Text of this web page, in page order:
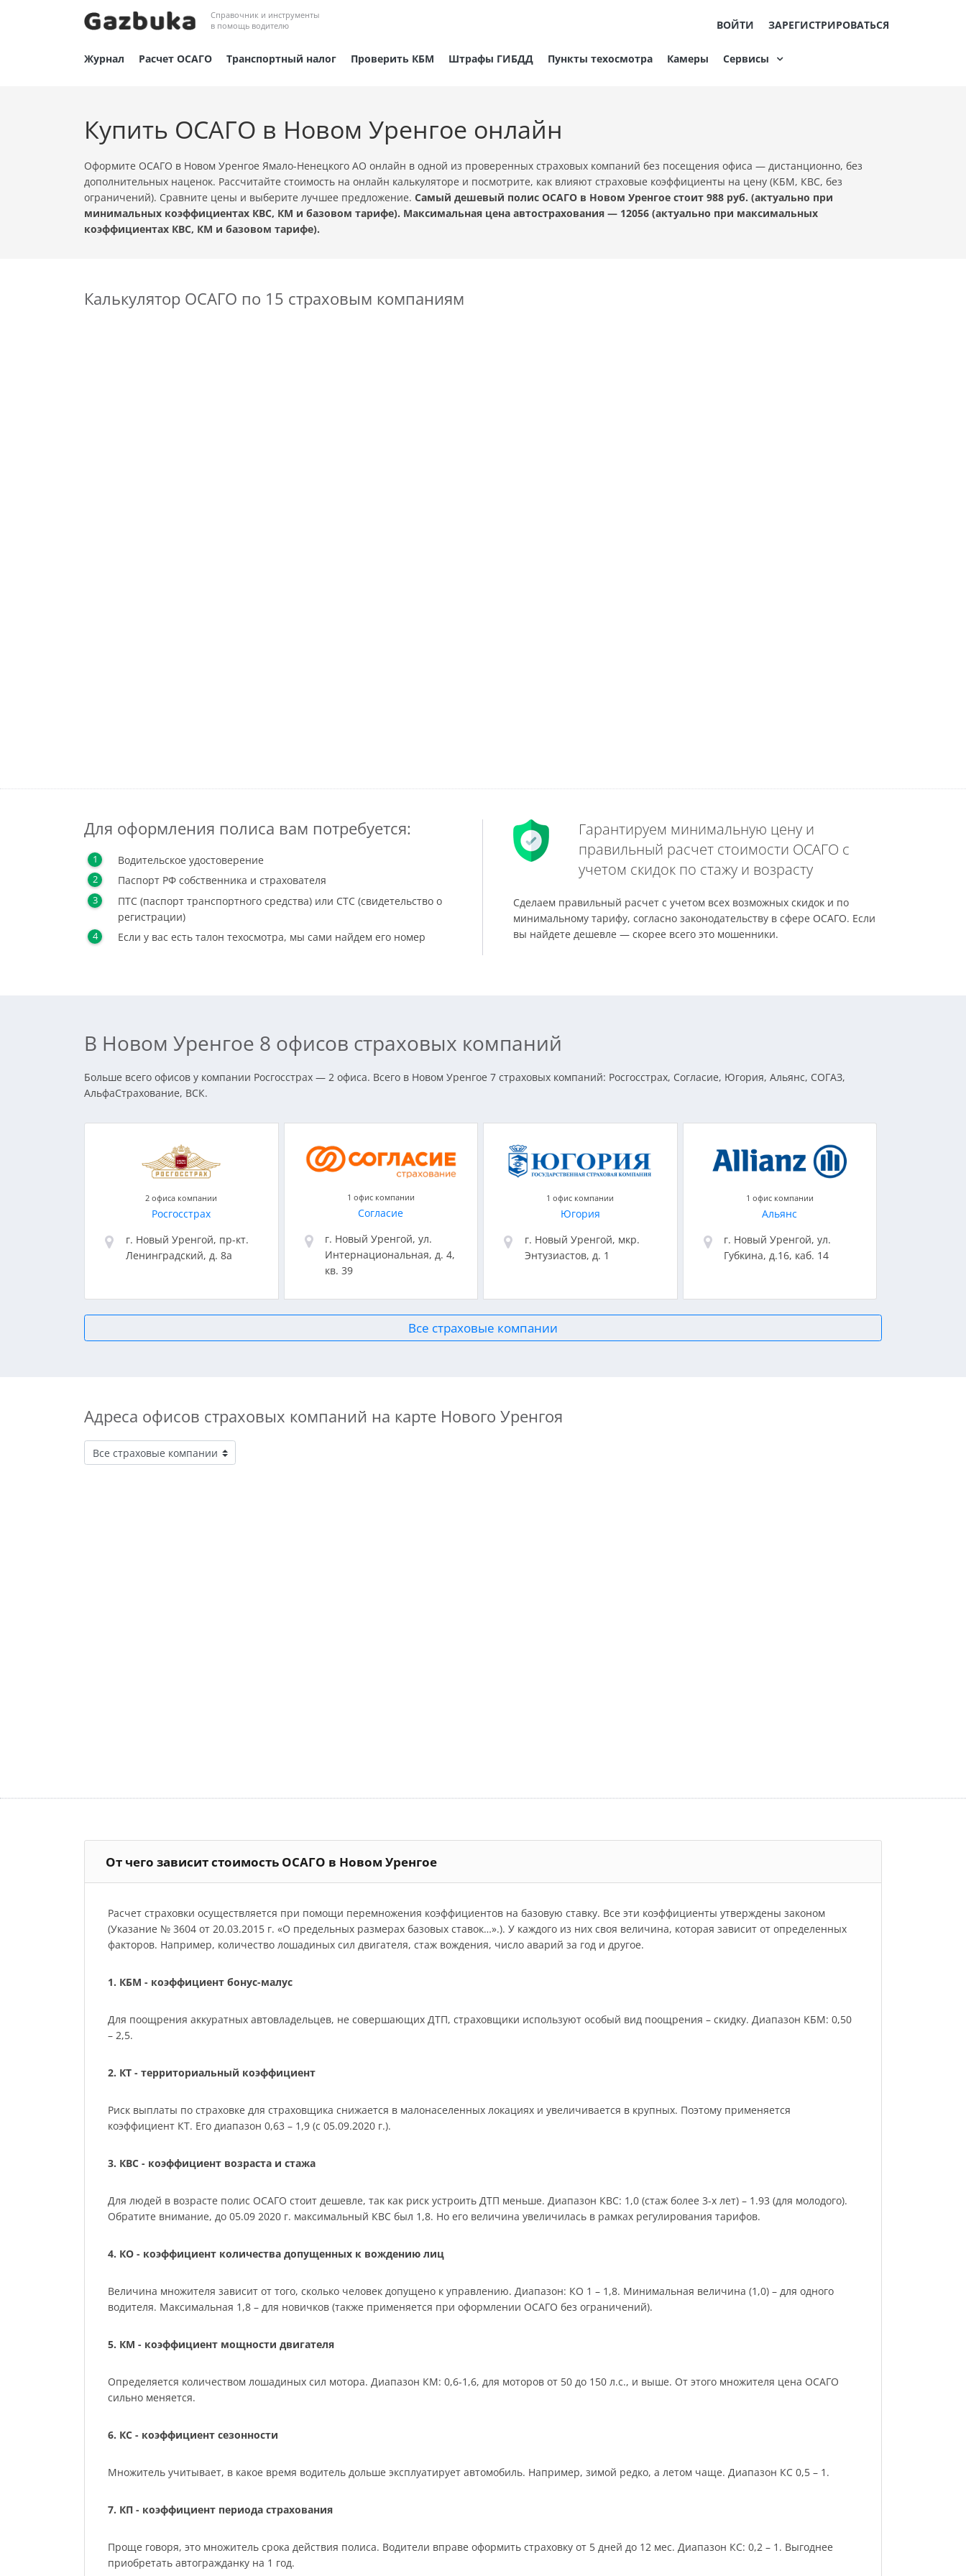
Справочник и инструменты
в помощь водителю
ВОЙТИ ЗАРЕГИСТРИРОВАТЬСЯ
Журнал Расчет ОСАГО Транспортный налог Проверить КБМ Штрафы ГИБДД Пункты техосмотра Камеры Сервисы
Купить ОСАГО в Новом Уренгое онлайн
Оформите ОСАГО в Новом Уренгое Ямало-Ненецкого АО онлайн в одной из проверенных страховых компаний без посещения офиса — дистанционно, без
дополнительных наценок. Рассчитайте стоимость на онлайн калькуляторе и посмотрите, как влияют страховые коэффициенты на цену (КБМ, КВС, без
ограничений). Сравните цены и выберите лучшее предложение. Самый дешевый полис ОСАГО в Новом Уренгое стоит 988 руб. (актуально при
минимальных коэффициентах КВС, КМ и базовом тарифе). Максимальная цена автострахования — 12056 (актуально при максимальных
коэффициентах КВС, КМ и базовом тарифе).
Калькулятор ОСАГО по 15 страховым компаниям
Для оформления полиса вам потребуется:
Водительское удостоверение
Паспорт РФ собственника и страхователя
ПТС (паспорт транспортного средства) или СТС (свидетельство о
регистрации)
Если у вас есть талон техосмотра, мы сами найдем его номер
Гарантируем минимальную цену и
правильный расчет стоимости ОСАГО с
учетом скидок по стажу и возрасту
Сделаем правильный расчет с учетом всех возможных скидок и по
минимальному тарифу, согласно законодательству в сфере ОСАГО. Если
вы найдете дешевле — скорее всего это мошенники.
В Новом Уренгое 8 офисов страховых компаний
Больше всего офисов у компании Росгосстрах — 2 офиса. Всего в Новом Уренгое 7 страховых компаний: Росгосстрах, Согласие, Югория, Альянс, СОГАЗ,
АльфаСтрахование, ВСК.
2 офиса компании
Росгосстрах
г. Новый Уренгой, пр-кт.
Ленинградский, д. 8а
1 офис компании
Согласие
г. Новый Уренгой, ул.
Интернациональная, д. 4,
кв. 39
1 офис компании
Югория
г. Новый Уренгой, мкр.
Энтузиастов, д. 1
1 офис компании
Альянс
г. Новый Уренгой, ул.
Губкина, д.16, каб. 14
Все страховые компании
Адреса офисов страховых компаний на карте Нового Уренгоя
От чего зависит стоимость ОСАГО в Новом Уренгое
Расчет страховки осуществляется при помощи перемножения коэффициентов на базовую ставку. Все эти коэффициенты утверждены законом
(Указание № 3604 от 20.03.2015 г. «О предельных размерах базовых ставок…».). У каждого из них своя величина, которая зависит от определенных
факторов. Например, количество лошадиных сил двигателя, стаж вождения, число аварий за год и другое.
1. КБМ - коэффициент бонус-малус
Для поощрения аккуратных автовладельцев, не совершающих ДТП, страховщики используют особый вид поощрения – скидку. Диапазон КБМ: 0,50
– 2,5.
2. КТ - территориальный коэффициент
Риск выплаты по страховке для страховщика снижается в малонаселенных локациях и увеличивается в крупных. Поэтому применяется
коэффициент КТ. Его диапазон 0,63 – 1,9 (с 05.09.2020 г.).
3. КВС - коэффициент возраста и стажа
Для людей в возрасте полис ОСАГО стоит дешевле, так как риск устроить ДТП меньше. Диапазон КВС: 1,0 (стаж более 3-х лет) – 1.93 (для молодого).
Обратите внимание, до 05.09 2020 г. максимальный КВС был 1,8. Но его величина увеличилась в рамках регулирования тарифов.
4. КО - коэффициент количества допущенных к вождению лиц
Величина множителя зависит от того, сколько человек допущено к управлению. Диапазон: КО 1 – 1,8. Минимальная величина (1,0) – для одного
водителя. Максимальная 1,8 – для новичков (также применяется при оформлении ОСАГО без ограничений).
5. КМ - коэффициент мощности двигателя
Определяется количеством лошадиных сил мотора. Диапазон КМ: 0,6-1,6, для моторов от 50 до 150 л.с., и выше. От этого множителя цена ОСАГО
сильно меняется.
6. КС - коэффициент сезонности
Множитель учитывает, в какое время водитель дольше эксплуатирует автомобиль. Например, зимой редко, а летом чаще. Диапазон КС 0,5 – 1.
7. КП - коэффициент периода страхования
Проще говоря, это множитель срока действия полиса. Водители вправе оформить страховку от 5 дней до 12 мес. Диапазон КС: 0,2 – 1. Выгоднее
приобретать автогражданку на 1 год.